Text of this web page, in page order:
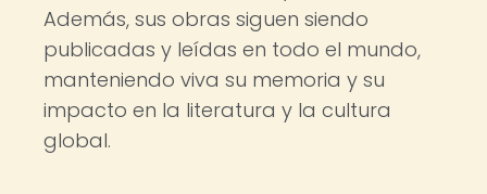
Además, sus obras siguen siendo
publicadas y leídas en todo el mundo,
manteniendo viva su memoria y su
impacto en la literatura y la cultura
global.